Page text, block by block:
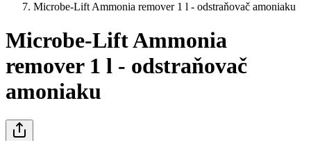
Microbe-Lift Ammonia remover 1 l - odstraňovač amoniaku
Microbe-Lift Ammonia
remover 1 l - odstraňovač
amoniaku